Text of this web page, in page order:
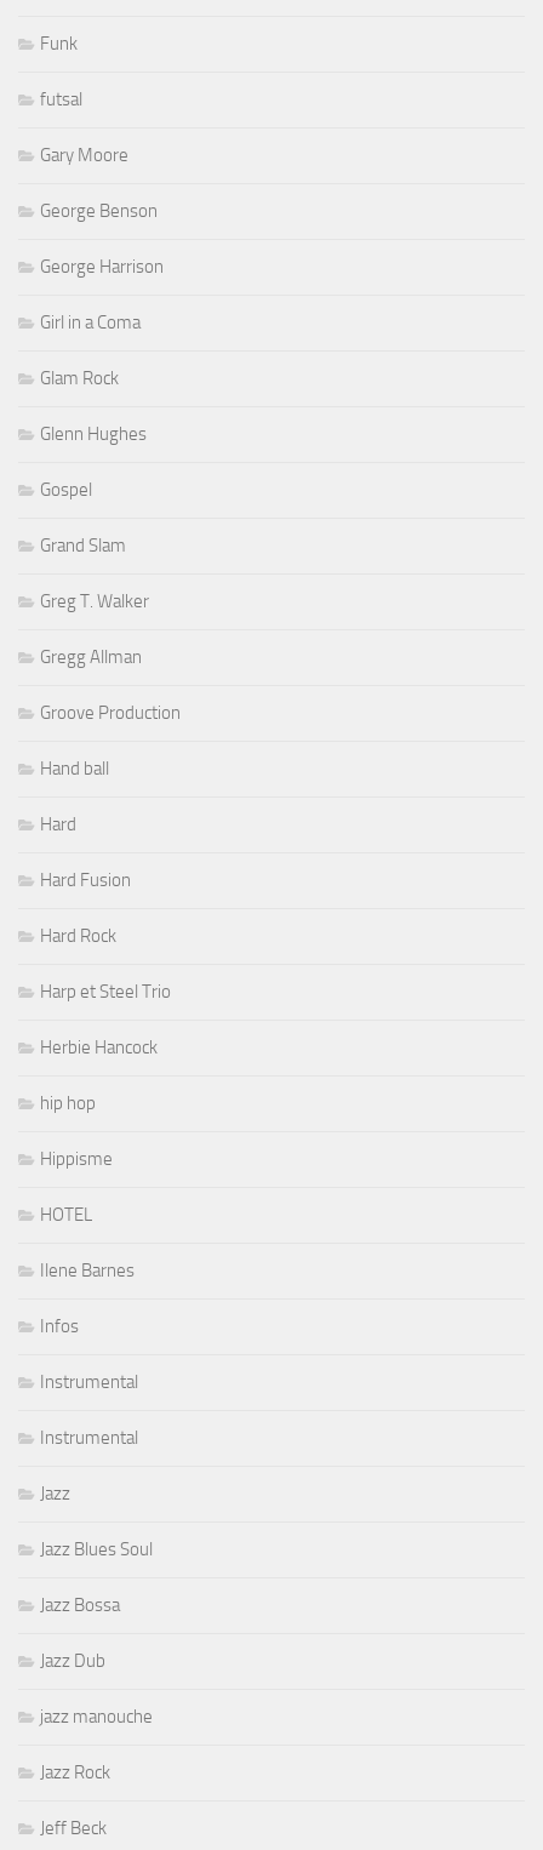
Funk
futsal
Gary Moore
George Benson
George Harrison
Girl in a Coma
Glam Rock
Glenn Hughes
Gospel
Grand Slam
Greg T. Walker
Gregg Allman
Groove Production
Hand ball
Hard
Hard Fusion
Hard Rock
Harp et Steel Trio
Herbie Hancock
hip hop
Hippisme
HOTEL
Ilene Barnes
Infos
Instrumental
Instrumental
Jazz
Jazz Blues Soul
Jazz Bossa
Jazz Dub
jazz manouche
Jazz Rock
Jeff Beck